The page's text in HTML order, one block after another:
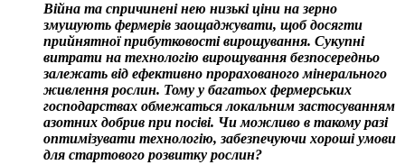
Війна та спричинені нею низькі ціни на зерно
змушують фермерів заощаджувати, щоб досягти
прийнятної прибутковості вирощування. Сукупні
витрати на технологію вирощування безпосередньо
залежать від ефективно прорахованого мінерального
живлення рослин. Тому у багатьох фермерських
господарствах обмежаться локальним застосуванням
азотних добрив при посіві. Чи можливо в такому разі
оптимізувати технологію, забезпечуючи хороші умови
для стартового розвитку рослин?